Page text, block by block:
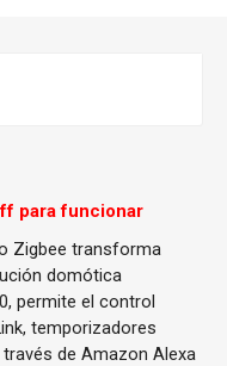
para funcionar
Zigbee transforma
domótica
permite el control
temporizadores
de Amazon Alexa